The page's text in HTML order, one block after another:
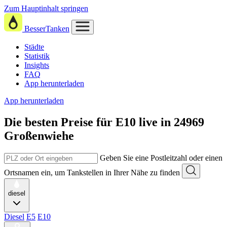
Zum Hauptinhalt springen
BesserTanken
Städte
Statistik
Insights
FAQ
App herunterladen
App herunterladen
Die besten Preise für E10 live in 24969
Großenwiehe
Geben Sie eine Postleitzahl oder einen
Ortsnamen ein, um Tankstellen in Ihrer Nähe zu finden
diesel
Diesel E5 E10